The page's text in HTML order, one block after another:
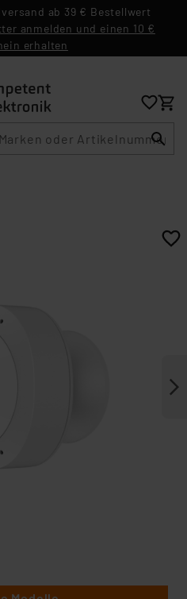
ab 39 € Bestellwert
anmelden und einen 10 €
erhalten